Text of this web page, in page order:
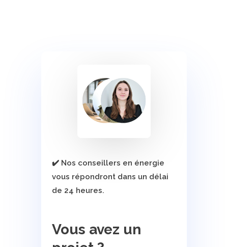
✔️ Nos conseillers en énergie
vous répondront dans un délai
de 24 heures.
Vous avez un